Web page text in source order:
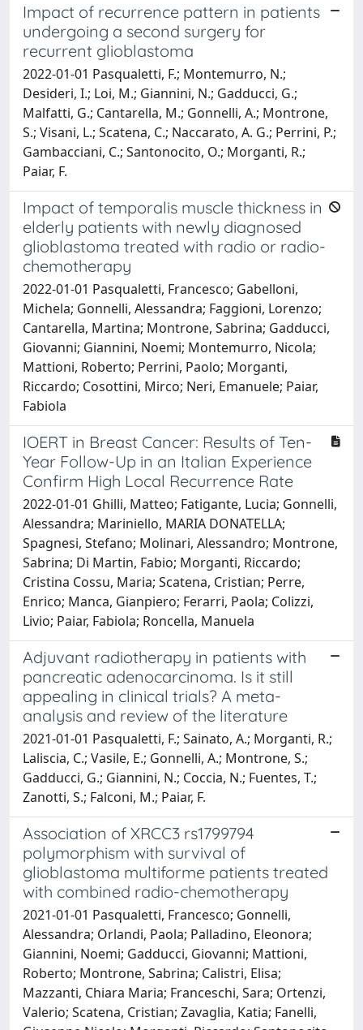
Impact of recurrence pattern in patients
undergoing a second surgery for
recurrent glioblastoma
2022-01-01 Pasqualetti, F.; Montemurro, N.;
Desideri, I.; Loi, M.; Giannini, N.; Gadducci, G.;
Malfatti, G.; Cantarella, M.; Gonnelli, A.; Montrone,
S.; Visani, L.; Scatena, C.; Naccarato, A. G.; Perrini, P.;
Gambacciani, C.; Santonocito, O.; Morganti, R.;
Paiar, F.
Impact of temporalis muscle thickness in
elderly patients with newly diagnosed
glioblastoma treated with radio or radio-
chemotherapy
2022-01-01 Pasqualetti, Francesco; Gabelloni,
Michela; Gonnelli, Alessandra; Faggioni, Lorenzo;
Cantarella, Martina; Montrone, Sabrina; Gadducci,
Giovanni; Giannini, Noemi; Montemurro, Nicola;
Mattioni, Roberto; Perrini, Paolo; Morganti,
Riccardo; Cosottini, Mirco; Neri, Emanuele; Paiar,
Fabiola
IOERT in Breast Cancer: Results of Ten-
Year Follow-Up in an Italian Experience
Confirm High Local Recurrence Rate
2022-01-01 Ghilli, Matteo; Fatigante, Lucia; Gonnelli,
Alessandra; Mariniello, MARIA DONATELLA;
Spagnesi, Stefano; Molinari, Alessandro; Montrone,
Sabrina; Di Martin, Fabio; Morganti, Riccardo;
Cristina Cossu, Maria; Scatena, Cristian; Perre,
Enrico; Manca, Gianpiero; Ferarri, Paola; Colizzi,
Livio; Paiar, Fabiola; Roncella, Manuela
Adjuvant radiotherapy in patients with
pancreatic adenocarcinoma. Is it still
appealing in clinical trials? A meta-
analysis and review of the literature
2021-01-01 Pasqualetti, F.; Sainato, A.; Morganti, R.;
Laliscia, C.; Vasile, E.; Gonnelli, A.; Montrone, S.;
Gadducci, G.; Giannini, N.; Coccia, N.; Fuentes, T.;
Zanotti, S.; Falconi, M.; Paiar, F.
Association of XRCC3 rs1799794
polymorphism with survival of
glioblastoma multiforme patients treated
with combined radio-chemotherapy
2021-01-01 Pasqualetti, Francesco; Gonnelli,
Alessandra; Orlandi, Paola; Palladino, Eleonora;
Giannini, Noemi; Gadducci, Giovanni; Mattioni,
Roberto; Montrone, Sabrina; Calistri, Elisa;
Mazzanti, Chiara Maria; Franceschi, Sara; Ortenzi,
Valerio; Scatena, Cristian; Zavaglia, Katia; Fanelli,